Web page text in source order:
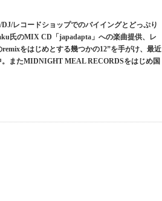
レコードショップでのバイイングとどっぷり
氏のMIX CD「japadapta」への楽曲提供、レ
をはじめとする幾つかの12”を手がけ、最近
またMIDNIGHT MEAL RECORDSをはじめ国